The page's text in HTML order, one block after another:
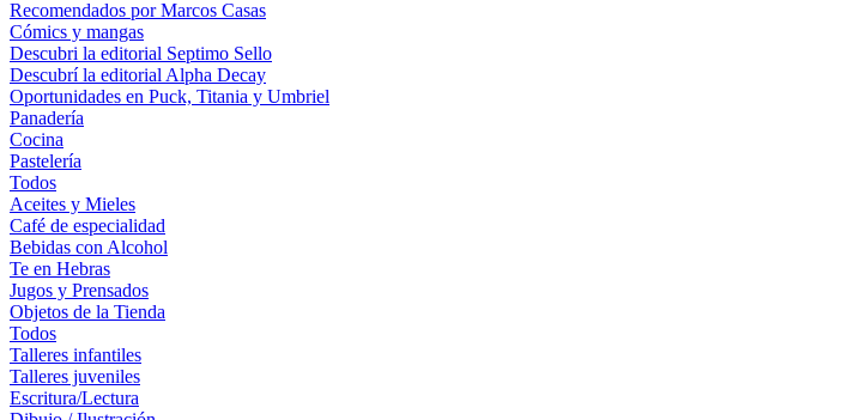
Recomendados por Marcos Casas
Cómics y mangas
Descubri la editorial Septimo Sello
Descubrí la editorial Alpha Decay
Oportunidades en Puck, Titania y Umbriel
Panadería
Cocina
Pastelería
Todos
Aceites y Mieles
Café de especialidad
Bebidas con Alcohol
Te en Hebras
Jugos y Prensados
Objetos de la Tienda
Todos
Talleres infantiles
Talleres juveniles
Escritura/Lectura